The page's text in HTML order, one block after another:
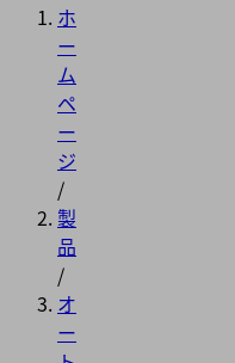
ホ
ー
ム
ペ
ー
ジ
/
製
品
/
オ
ー